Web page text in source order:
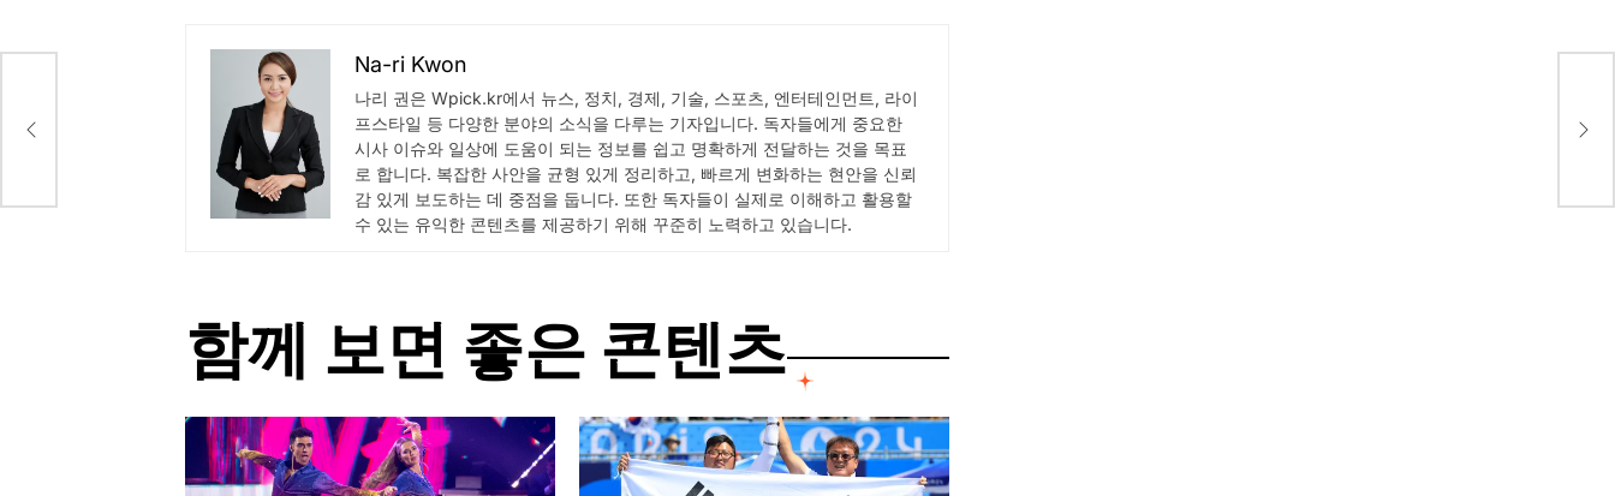
Na-ri Kwon
나리 권은 Wpick.kr에서 뉴스, 정치, 경제, 기술, 스포츠, 엔터테인먼트, 라이
프스타일 등 다양한 분야의 소식을 다루는 기자입니다. 독자들에게 중요한
시사 이슈와 일상에 도움이 되는 정보를 쉽고 명확하게 전달하는 것을 목표
로 합니다. 복잡한 사안을 균형 있게 정리하고, 빠르게 변화하는 현안을 신뢰
감 있게 보도하는 데 중점을 둡니다. 또한 독자들이 실제로 이해하고 활용할
수 있는 유익한 콘텐츠를 제공하기 위해 꾸준히 노력하고 있습니다.
함께 보면 좋은 콘텐츠
도